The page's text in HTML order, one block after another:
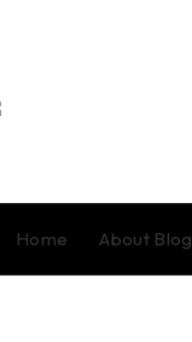
Home About Blog